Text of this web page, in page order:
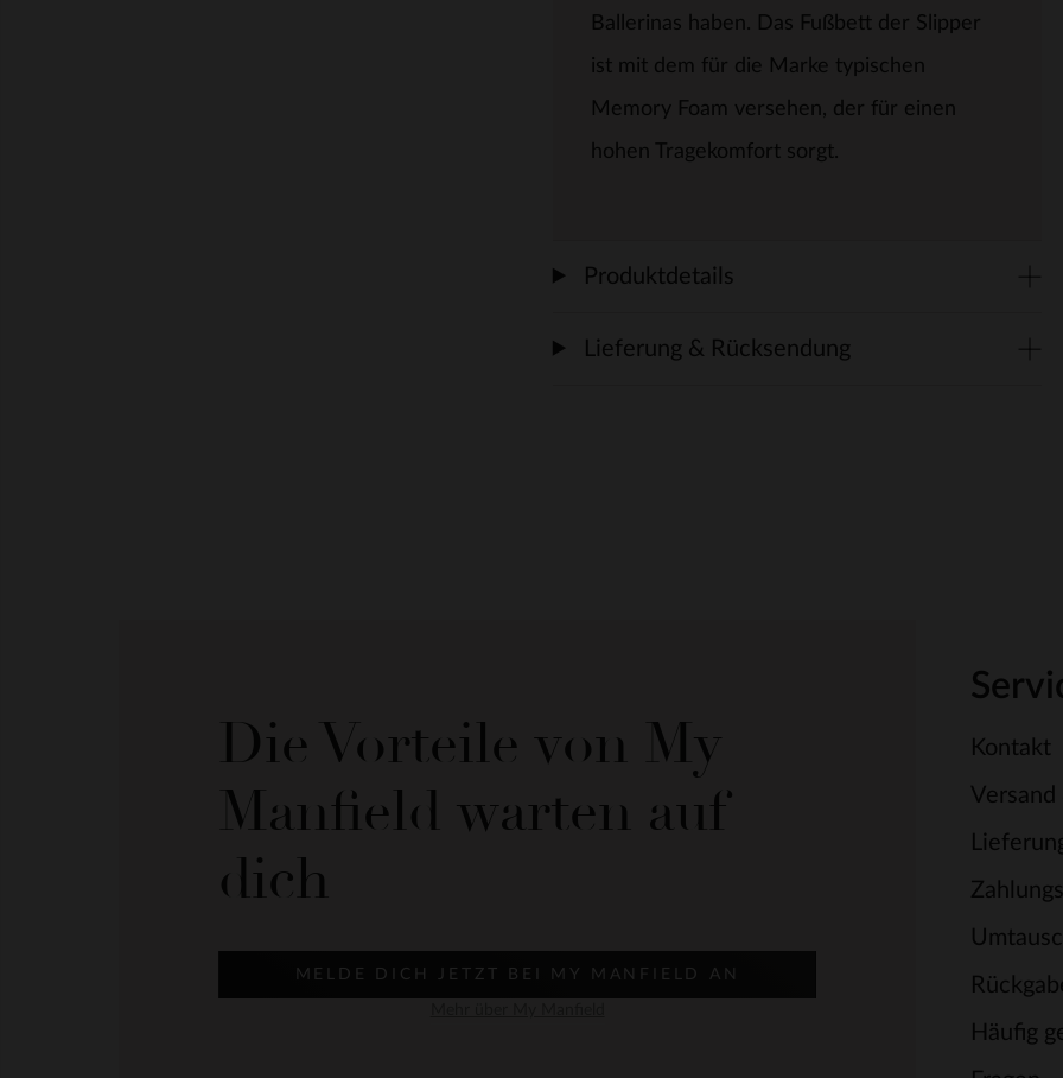
Ballerinas haben. Das Fußbett der Slipper
ist mit dem für die Marke typischen
Memory Foam versehen, der für einen
hohen Tragekomfort sorgt.
Produktdetails
Lieferung & Rücksendung
Die Vorteile von My
Manfield warten auf
dich
MELDE DICH JETZT BEI MY MANFIELD AN
Kontakt
Versand
Häufig